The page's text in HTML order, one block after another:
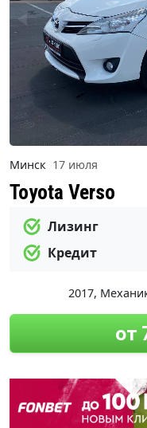
Минск 17 июля
Toyota Verso
Лизинг
Кредит
2017,
от